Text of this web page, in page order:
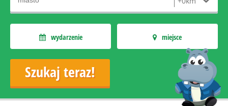
wydarzenie miejsce